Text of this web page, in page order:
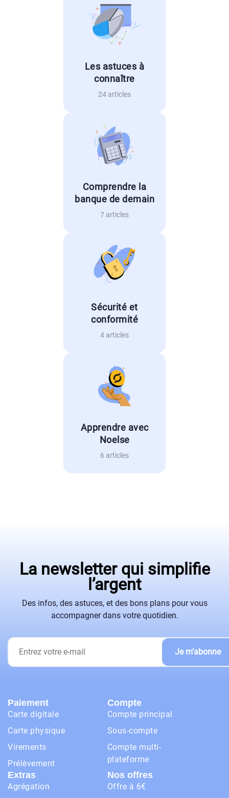
Les astuces à
connaître
24 articles
Comprendre la
banque de demain
7 articles
Sécurité et
conformité
4 articles
Apprendre avec
Noelse
6 articles
La newsletter qui simplifie
l’argent
Des infos, des astuces, et des bons plans pour vous
accompagner dans votre quotidien.
Je m’abonne
Paiement
Carte digitale
Carte physique
Virements
Prélèvement
Compte
Compte principal
Sous-compte
Compte multi-
plateforme
Extras
Agrégation
Nos offres
Offre à 6€